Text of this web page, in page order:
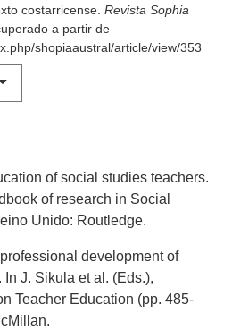
costarricense. Revista Sophia
a partir de
shopiaaustral/article/view/353
of social studies teachers.
of research in Social
Unido: Routledge.
development of
J. Sikula et al. (Eds.),
Teacher Education (pp. 485-